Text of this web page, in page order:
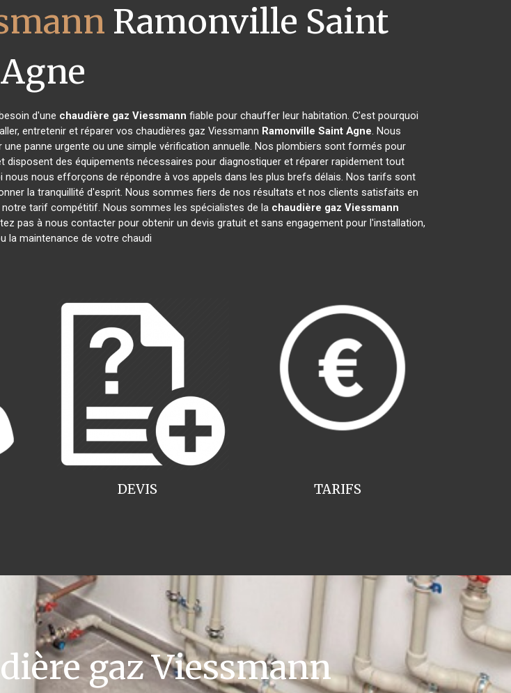
Ramonville Saint
Agne
d'une chaudière gaz Viessmann fiable pour chauffer leur habitation. C'est pourquoi
entretenir et réparer vos chaudières gaz Viessmann Ramonville Saint Agne. Nous
panne urgente ou une simple vérification annuelle. Nos plombiers sont formés pour
disposent des équipements nécessaires pour diagnostiquer et réparer rapidement tout
nous efforçons de répondre à vos appels dans les plus brefs délais. Nos tarifs sont
la tranquillité d'esprit. Nous sommes fiers de nos résultats et nos clients satisfaits en
tarif compétitif. Nous sommes les spécialistes de la chaudière gaz Viessmann
pas à nous contacter pour obtenir un devis gratuit et sans engagement pour l'installation,
la maintenance de votre chaudi
TARIFS
DEVIS
gaz Viessmann